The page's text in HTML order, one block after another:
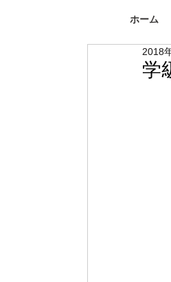
ホーム
学
2018